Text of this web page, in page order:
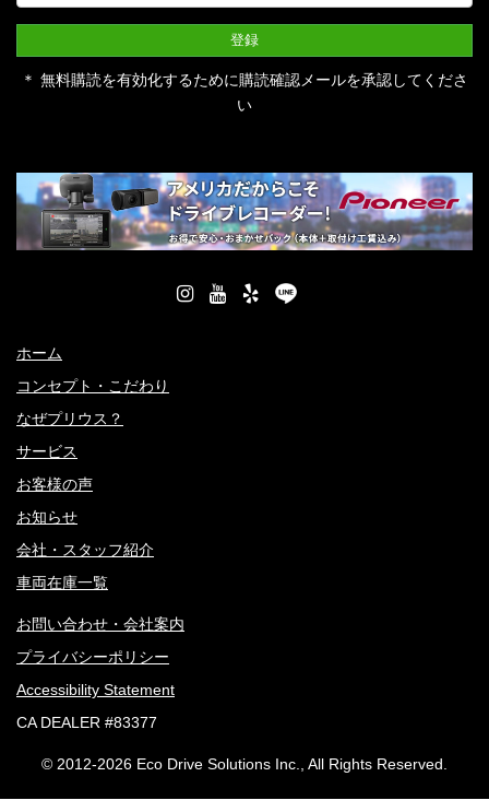
＊ 無料購読を有効化するために購読確認メールを承認してくださ
い
ホーム
コンセプト・こだわり
なぜプリウス？
サービス
お客様の声
お知らせ
会社・スタッフ紹介
車両在庫一覧
お問い合わせ・会社案内
プライバシーポリシー
Accessibility Statement
CA DEALER #83377
© 2012-2026 Eco Drive Solutions Inc., All Rights Reserved.